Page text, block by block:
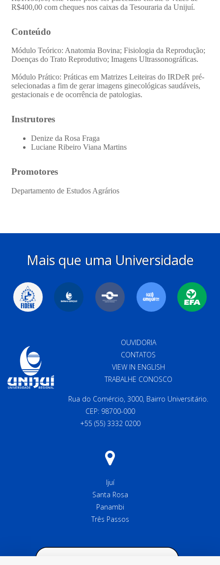
Mais que uma Universidade
OUVIDORIA
CONTATOS
VIEW IN ENGLISH
TRABALHE CONOSCO
Rua do Comércio, 3000, Bairro Universitário.
CEP: 98700-000
+55 (55) 3332 0200
Ijuí
Santa Rosa
Panambi
Três Passos